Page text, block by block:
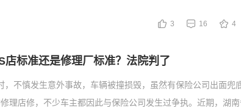
3 16 4
店标准还是修理厂标准？法院判了
，不慎发生意外事故，车辆被撞损毁，虽然有保险公司出面兜
理店修，不少车主都因此与保险公司发生过争执。近期，湖